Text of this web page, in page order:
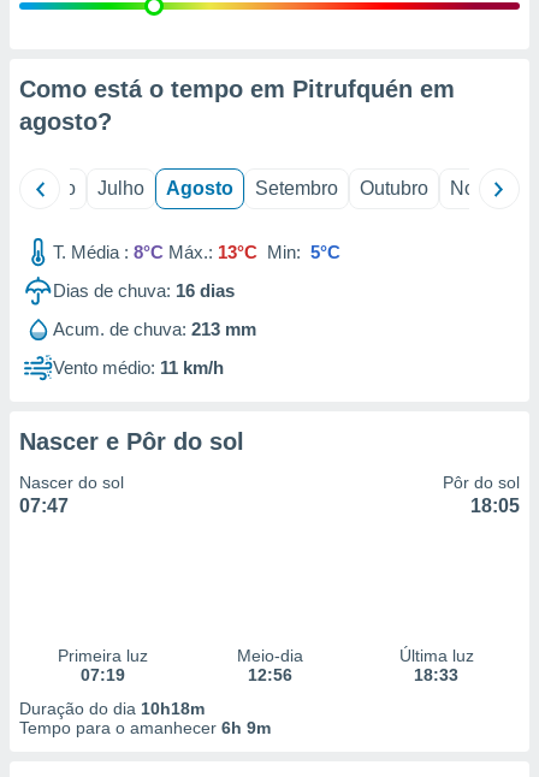
estudos
1199
Como está o tempo em Pitrufquén em
agosto?
Junho Julho Agosto Setembro Outubro Novembro
T. Média : 8°C Máx.: 13°C Min: 5°C
Dias de chuva: 16 dias
Acum. de chuva: 213 mm
Vento médio: 11 km/h
Nascer e Pôr do sol
Nascer do sol
07:47
Pôr do sol
18:05
Primeira luz
07:19
Meio-dia
12:56
Última luz
18:33
Duração do dia 10h18m
Tempo para o amanhecer 6h 9m